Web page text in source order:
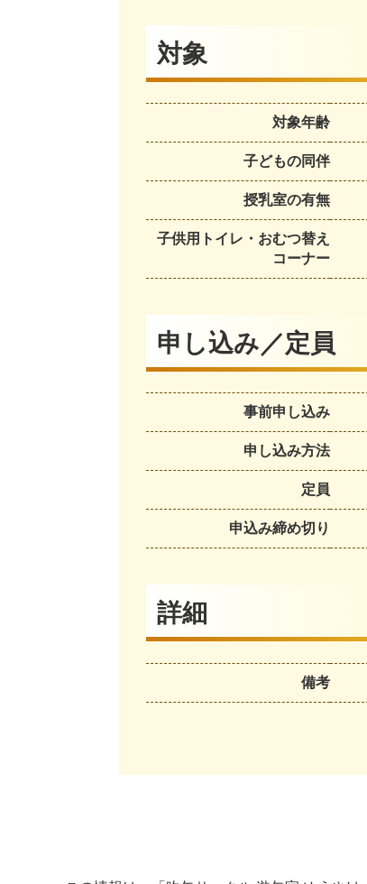
対象
対象年齢
子どもの同伴
授乳室の有無
子供用トイレ・おむつ替え
コーナー
申し込み／定員
事前申し込み
申し込み方法
定員
申込み締め切り
詳細
備考